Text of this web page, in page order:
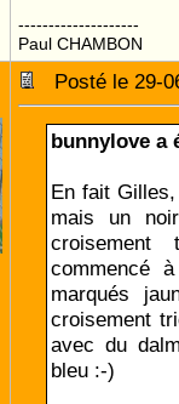
--------------------
Paul CHAMBON
Posté le 29-
bunnylove a
En fait
mais un
croisement
commencé
marqués
croisement
avec du
bleu :-)